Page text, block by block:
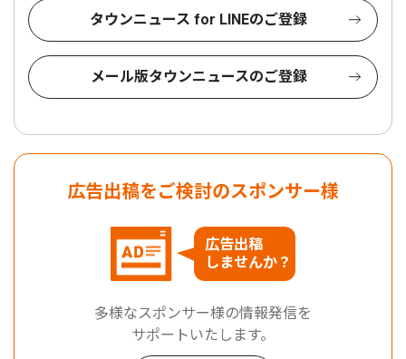
タウンニュース for LINEのご登録
メール版タウンニュースのご登録
広告出稿をご検討のスポンサー様
広告出稿
しませんか？
多様なスポンサー様の情報発信を
サポートいたします。